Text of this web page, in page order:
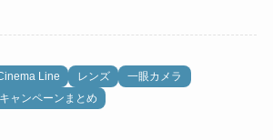
Line レンズ
一眼カメラ
ャンペーンまとめ